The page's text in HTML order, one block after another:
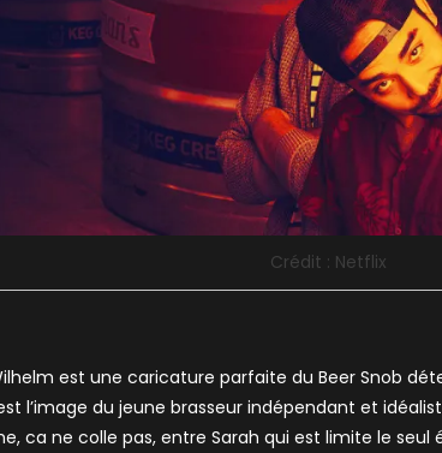
Crédit : Netflix
est une caricature parfaite du Beer Snob
l’image du jeune brasseur indépendant et
ca ne colle pas, entre Sarah qui est limite le